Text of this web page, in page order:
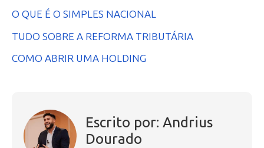
O QUE É O SIMPLES NACIONAL
TUDO SOBRE A REFORMA TRIBUTÁRIA
COMO ABRIR UMA HOLDING
Escrito por: Andrius
Dourado